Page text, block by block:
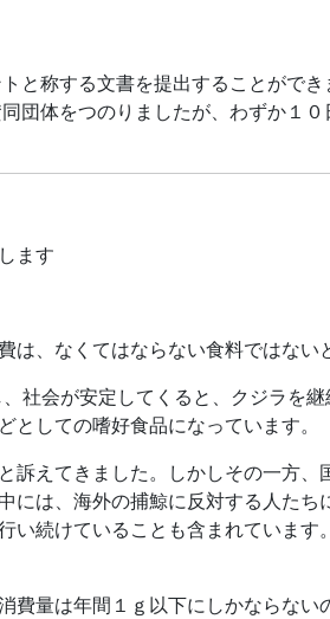
と称する文書を提出することがで
団体をつのりましたが、わずか１
ます
、なくてはならない食料ではない
社会が安定してくると、クジラを
しての嗜好食品になっています。
訴えてきました。しかしその一方、
は、海外の捕鯨に反対する人たち
い続けていることも含まれています
費量は年間１ｇ以下にしかならない